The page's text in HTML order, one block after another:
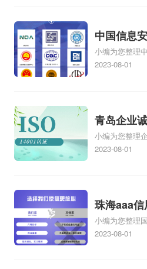
作.ppt相关iso
下方正文！
中国信息
信息安全
小编为您整理
构简介、戴尔
全认证中心颁
如何办理、第
为什么这么贵
可查看下方正文
2023-08-01
青岛企业
青岛诚信
小编为您整理
业诚信管理体
情可查看下方
2023-08-01
珠海aaa
aaa信用评
小编为您整理
AAA信用评级
2023-08-01